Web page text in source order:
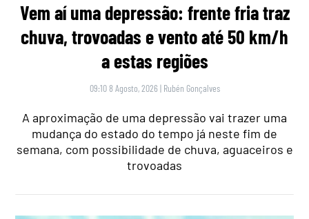
Vem aí uma depressão: frente fria traz
chuva, trovoadas e vento até 50 km/h
a estas regiões
09:10 8 Agosto, 2026 | Rubén Gonçalves
A aproximação de uma depressão vai trazer uma
mudança do estado do tempo já neste fim de
semana, com possibilidade de chuva, aguaceiros e
trovoadas